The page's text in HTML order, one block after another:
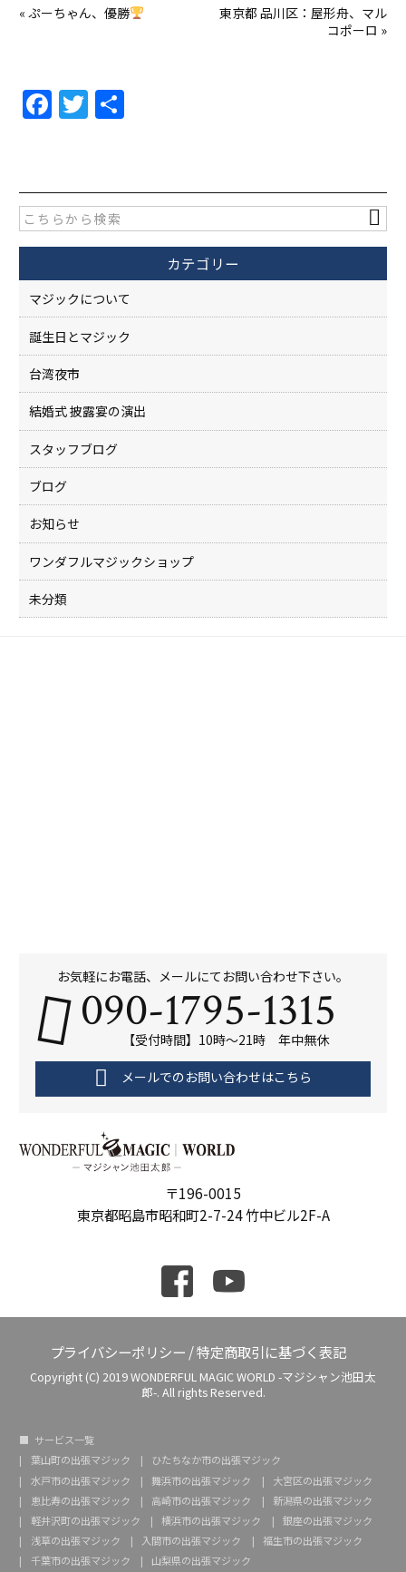
« ぷーちゃん、優勝
東京都 品川区：屋形舟、マル
コポーロ »
F
a
e
b
o
o
k
T
w
er
カテゴリー
マジックについて
誕生日とマジック
台湾夜市
結婚式 披露宴の演出
スタッフブログ
ブログ
お知らせ
ワンダフルマジックショップ
未分類
〒196-0015
東京都昭島市昭和町2-7-24 竹中ビル2F-A
お気軽にお電話、メールにてお問い合わせ下さい。
090-1795-1315
【受付時間】10時～21時 年中無休
メールでのお問い合わせはこちら
プライバシーポリシー /特定商取引に基づく表記
Copyright (C) 2019 WONDERFUL MAGIC WORLD -マジシャン池田太
郎-. All rights Reserved.
サービス一覧
葉山町の出張マジック
ひたちなか市の出張マジック
水戸市の出張マジック
舞浜市の出張マジック
大宮区の出張マジック
恵比寿の出張マジック
高崎市の出張マジック
新潟県の出張マジック
軽井沢町の出張マジック
横浜市の出張マジック
銀座の出張マジック
浅草の出張マジック
入間市の出張マジック
福生市の出張マジック
千葉市の出張マジック
山梨県の出張マジック